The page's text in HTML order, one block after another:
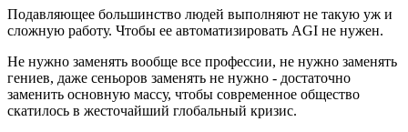
Подавляющее большинство людей выполняют не такую уж и
сложную работу. Чтобы ее автоматизировать AGI не нужен.
Не нужно заменять вообще все профессии, не нужно заменять
гениев, даже сеньоров заменять не нужно - достаточно
заменить основную массу, чтобы современное общество
скатилось в жесточайший глобальный кризис.